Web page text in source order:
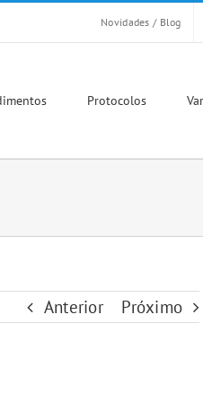
Novidades / Blog
Protocolos
Anterior Próximo